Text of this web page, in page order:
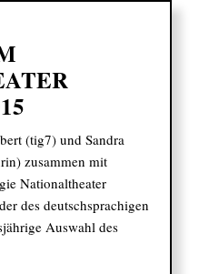
(tig7) und Sandra
zusammen mit
Nationaltheater
des deutschsprachigen
Auswahl des